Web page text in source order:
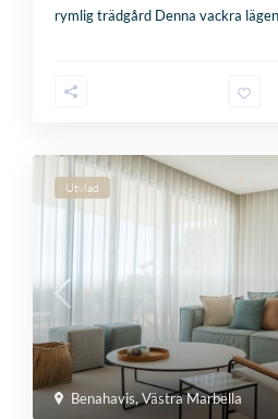
rymlig trädgård Denna vackra
Benahavis,Västra Marbella
Utvlad